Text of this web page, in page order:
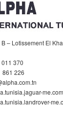
– Lotissement El
370
861 226
me.com